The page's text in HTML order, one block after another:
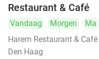
Restaurant & Café
Vandaag Morgen Ma
Harem Restaurant & Café
Den Haag